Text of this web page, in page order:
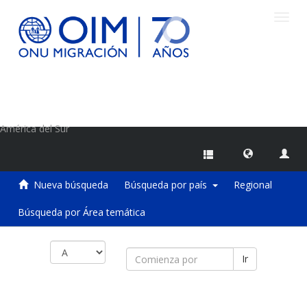
América del Sur
Nueva búsqueda Búsqueda por país Regional
Búsqueda por Área temática
Ir